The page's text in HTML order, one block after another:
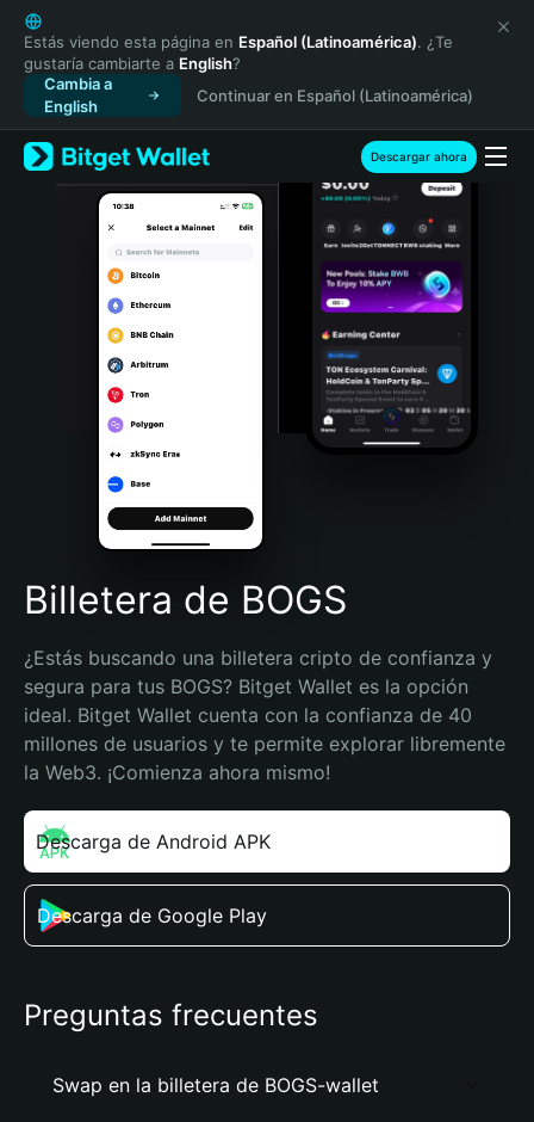
English
日本語
Tiếng Việt
Русский
Español (Latinoamérica)
Türkçe
Italiano
Português (Portugal)
Bahasa Indonesia
Português (Brasil)
Español (Argentina)
Estás viendo esta página en Español (Latinoamérica). ¿Te
gustaría cambiarte a English?
Cambia a
English
Continuar en Español (Latinoamérica)
Descargar ahora
Billetera de BOGS
¿Estás buscando una billetera cripto de confianza y
segura para tus BOGS? Bitget Wallet es la opción
ideal. Bitget Wallet cuenta con la confianza de 40
millones de usuarios y te permite explorar libremente
la Web3. ¡Comienza ahora mismo!
Descarga de Android APK
Descarga de Google Play
Preguntas frecuentes
Swap en la billetera de BOGS-wallet